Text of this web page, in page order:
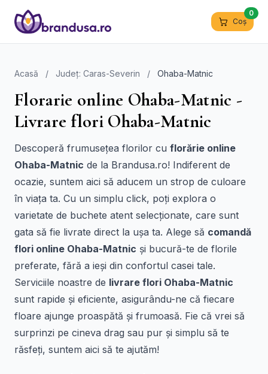
Coș
0
Acasă / Județ: Caras-Severin / Ohaba-Matnic
Florarie online Ohaba-Matnic -
Livrare flori Ohaba-Matnic
Descoperă frumusețea florilor cu florărie online
Ohaba-Matnic de la Brandusa.ro! Indiferent de
ocazie, suntem aici să aducem un strop de culoare
în viața ta. Cu un simplu click, poți explora o
varietate de buchete atent selecționate, care sunt
gata să fie livrate direct la ușa ta. Alege să comandă
flori online Ohaba-Matnic și bucură-te de florile
preferate, fără a ieși din confortul casei tale.
Serviciile noastre de livrare flori Ohaba-Matnic
sunt rapide și eficiente, asigurându-ne că fiecare
floare ajunge proaspătă și frumoasă. Fie că vrei să
surprinzi pe cineva drag sau pur și simplu să te
răsfeți, suntem aici să te ajutăm!